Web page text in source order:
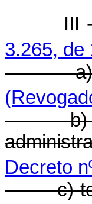
III
3.265, de
Decreto
c)